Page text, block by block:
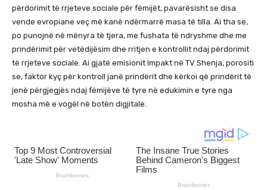
përdorimit të rrjeteve sociale për fëmijët, pavarësisht se disa
vende evropiane veç më kanë ndërmarrë masa të tilla. Ai tha se,
po punojnë në mënyra të tjera, me fushata të ndryshme dhe me
prindërimit për vetëdijësim dhe rritjen e kontrollit ndaj përdorimit
të rrjeteve sociale. Ai gjatë emisionit Impakt në TV Shenja, porositi
se, faktor kyç për kontroll janë prindërit dhe kërkoi që prindërit të
jenë përgjegjës ndaj fëmijëve të tyre në edukimin e tyre nga
mosha më e vogël në botën digjitale.